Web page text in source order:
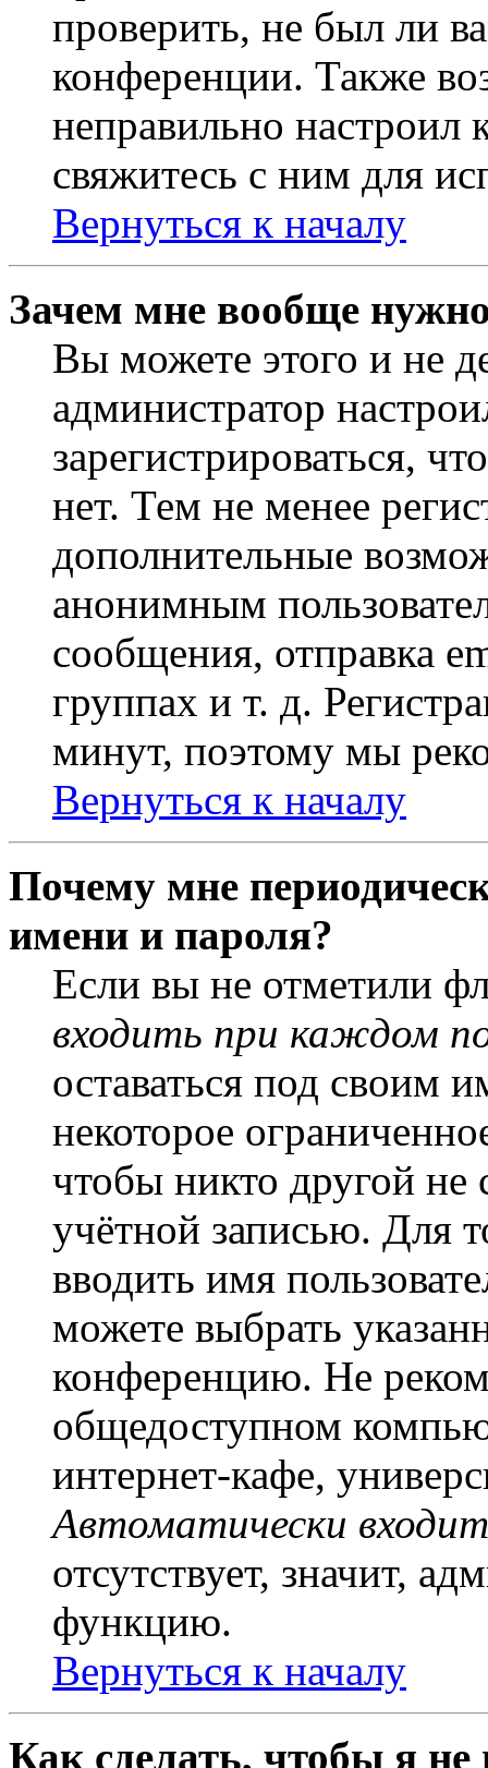
проверить, не был ли
конференции. Также
неправильно
свяжитесь с ним для
Вернуться к началу
Зачем мне вообще
Вы можете этого и не
администратор
зарегистрироваться,
нет. Тем не менее
дополнительные
анонимным
сообщения, отправка
группах и т. д.
минут, поэтому мы
Вернуться к началу
Почему мне
имени и пароля?
Если вы не отметили
входить при каждом
оставаться под своим
некоторое
чтобы никто другой не
учётной записью. Для
вводить имя
можете выбрать
конференцию. Не
общедоступном
интернет-кафе,
Автоматически
отсутствует, значит,
функцию.
Вернуться к началу
Как сделать, чтобы я